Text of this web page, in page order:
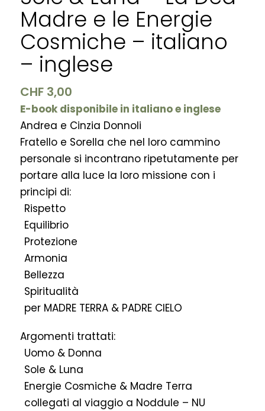
Madre e le Energie
Cosmiche – italiano
– inglese
CHF3,00
E-book disponibile in italiano e inglese
Andrea e Cinzia Donnoli
Fratello e Sorella che nel loro cammino
personale si incontrano ripetutamente per
portare alla luce la loro missione con i
principi di:
Rispetto
Equilibrio
Protezione
Armonia
Bellezza
Spiritualità
per MADRE TERRA & PADRE CIELO
Argomenti trattati:
Uomo & Donna
Sole & Luna
Energie Cosmiche & Madre Terra
collegati al viaggio a Noddule – NU